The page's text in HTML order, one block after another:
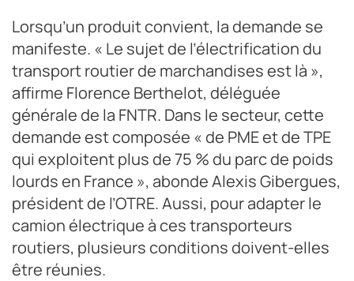
Lorsqu’un produit convient, la demande se
manifeste. « Le sujet de l’électrification du
transport routier de marchandises est là »,
affirme Florence Berthelot, déléguée
générale de la FNTR. Dans le secteur, cette
demande est composée « de PME et de TPE
qui exploitent plus de 75 % du parc de poids
lourds en France », abonde Alexis Gibergues,
président de l’OTRE. Aussi, pour adapter le
camion électrique à ces transporteurs
routiers, plusieurs conditions doivent-elles
être réunies.